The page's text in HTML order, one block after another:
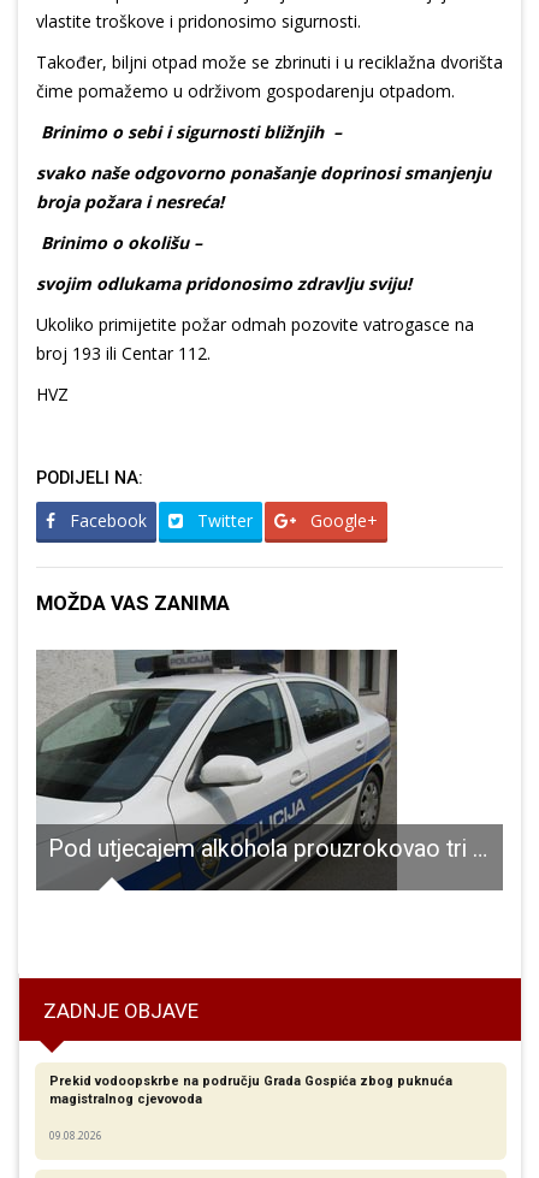
vlastite troškove i pridonosimo sigurnosti.
Također, biljni otpad može se zbrinuti i u reciklažna dvorišta
čime pomažemo u održivom gospodarenju otpadom.
Brinimo o sebi i sigurnosti bližnjih –
svako naše odgovorno ponašanje doprinosi smanjenju
broja požara i nesreća!
Brinimo o okolišu –
svojim odlukama pridonosimo zdravlju sviju!
Ukoliko primijetite požar odmah pozovite vatrogasce na
broj 193 ili Centar 112.
HVZ
PODIJELI NA:
Facebook Twitter Google+
MOŽDA VAS ZANIMA
Pod utjecajem alkohola prouzrokovao tri prometne nesreće
ZADNJE OBJAVE
Prekid vodoopskrbe na području Grada Gospića zbog puknuća
magistralnog cjevovoda
09.08.2026